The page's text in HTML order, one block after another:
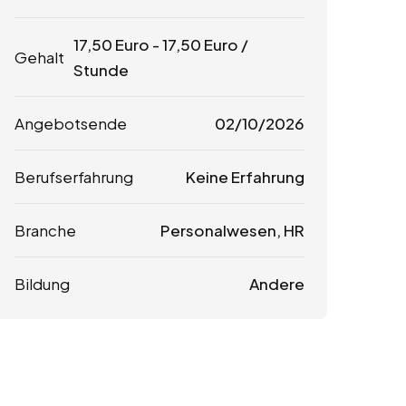
Gehalt
17,50 Euro -17,50 Euro /
Stunde
Angebotsende 02/10/2026
Berufserfahrung Keine Erfahrung
Branche Personalwesen, HR
Bildung Andere